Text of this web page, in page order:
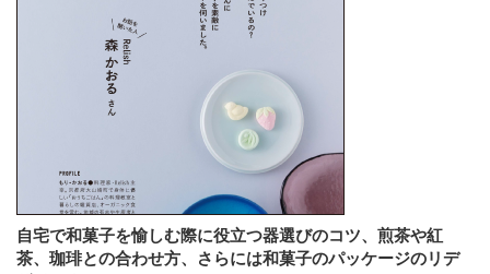
自宅で和菓子を愉しむ際に役立つ器選びのコツ、煎茶や紅
茶、珈琲との合わせ方、さらには和菓子のパッケージのリデ